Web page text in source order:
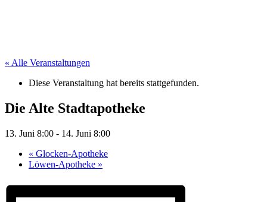
« Alle Veranstaltungen
Diese Veranstaltung hat bereits stattgefunden.
Die Alte Stadtapotheke
13. Juni 8:00 - 14. Juni 8:00
« Glocken-Apotheke
Löwen-Apotheke »